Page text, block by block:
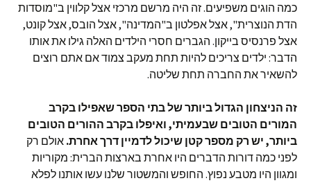
כמה הוגים משפיעים. זה היה מרשם מרכזי אצל קלווין ב"מוסדות
הדת הנוצרית", אצל אפלטון ב"המדינה", אצל הובס, אצל קונט,
אצל פרנסיס בייקון. הגברים חסרי הילדים האלה גילו את אותו
הדבר: ילדים צריכים להיות תחת מעקב צמוד אם אתם רוצים
להשאיר את החברה תחת שליטה.
זה הניצחון הגדול ביותר של בתי הספר שאפילו בקרב
המורים הטובים שבעמיתי, ואיפלו בקרב ההורים הטובים
ביותר, יש רק מספר קטן שיכול לדמיין דרך אחרת. אולם רק
לפני כמה דורות הדברים היו אחרת בארצות הברית: מקוריות
ומגוון היו מטבע נפוץ. החופש והמשטור שלנו עשו אותנו לפלא